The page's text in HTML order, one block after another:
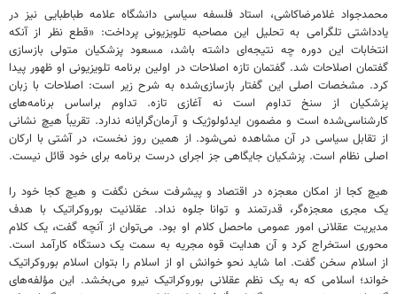
محمدجواد غلامرضاکاشی، استاد فلسفه سیاسی دانشگاه علامه طباطبایی نیز در
یادداشتی تلگرامی به تحلیل این مصاحبه تلویزیونی پرداخت: «قطع نظر از آنکه
انتخابات این دوره چه نتیجه‌ای داشته باشد، مسعود پزشکیان متولی بازسازی
گفتمان اصلاحات شد. گفتمان تازه اصلاحات در اولین برنامه تلویزیونی او ظهور پیدا
کرد. مشخصات اصلی این گفتار بازسازی‌شده به شرح زیر است: اصلاحات با زبان
پزشکیان از سنخ تداوم است نه آغازی تازه. تداوم براساس برنامه‌های
کارشناسی‌شده است و مضمون ایدئولوژیک و آرمان‌گرایانه ندارد. تقریباً هیچ نشانی
از تقابل سیاسی در آن مشاهده نمی‌شود. از همین روز نخست، در آشتی با ارکان
اصلی نظام است. پزشکیان جایگاهی جز اجرای درست برنامه برای خود قائل نیست.
هیچ کجا از امکان معجزه در اقتصاد و پیشرفت سخن نگفت و هیچ کجا خود را
یک مجری معجزه‌گر، قدرتمند و توانا جلوه نداد. عقلانیت بوروکراتیک با هدف
مدیریت عقلانی امور عمومی ماحصل کلام او بود. می‌توان از آنچه گفت، یک کلام
محوری استخراج کرد و آن هدایت قوه مجریه به سمت یک دستگاه کارآمد است.
از اسلام سخن گفت. اما شاید نحو خوانش او از اسلام را بتوان اسلام بوروکراتیک
خواند؛ اسلامی که به یک نظم عقلانی بوروکراتیک نیرو می‌بخشد. این مؤلفه‌های